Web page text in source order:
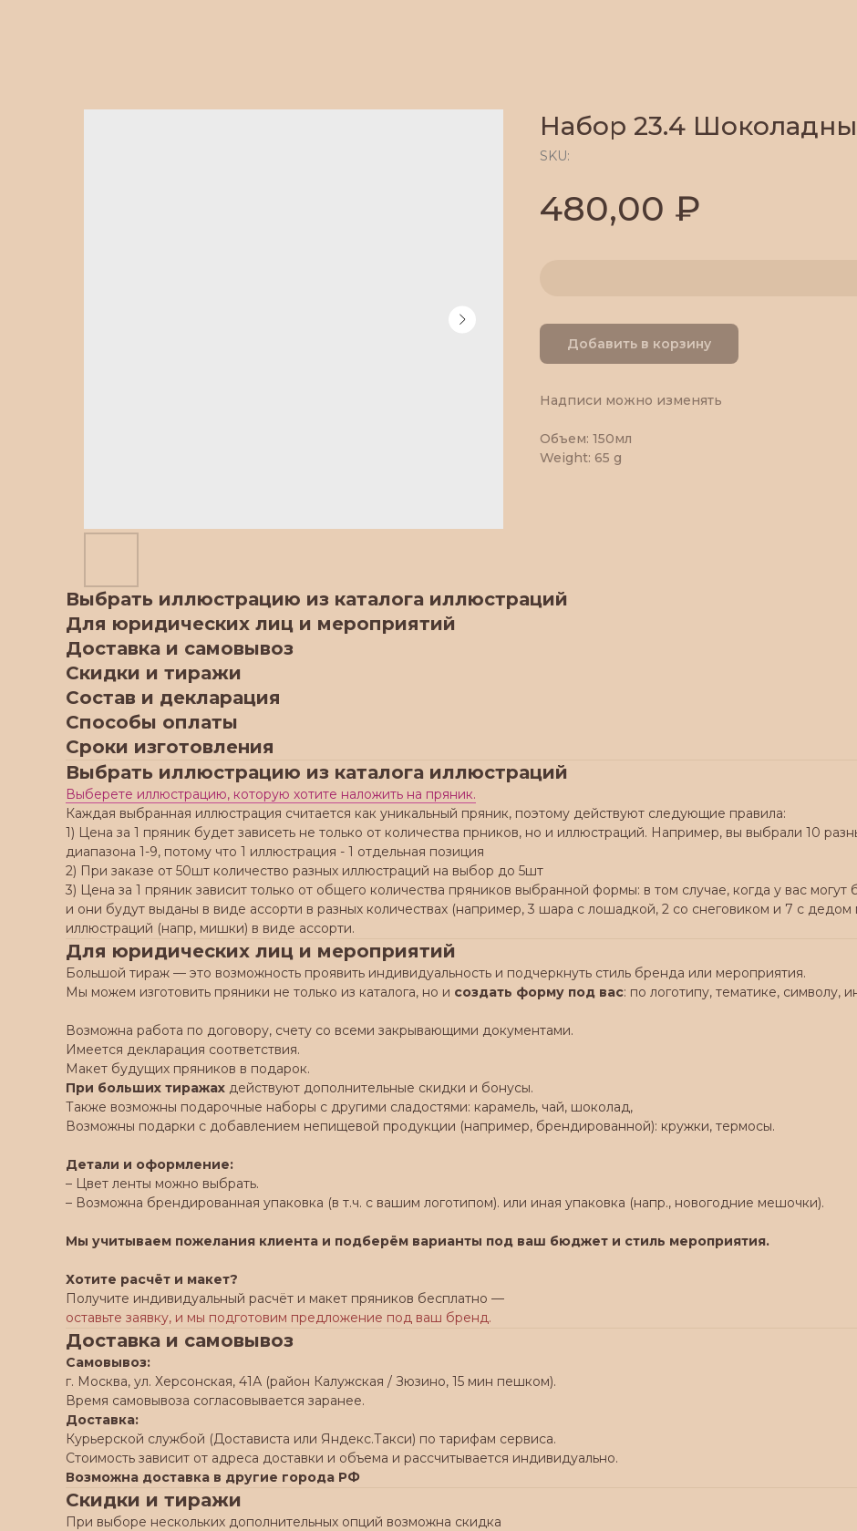
Набор 23.4
SKU:
480,00 ₽
Добавить в корзину
Надписи можно изменять
Объем: 150мл
Weight: 65 g
Выбрать иллюстрацию из каталога иллюстраций
Для юридических лиц и мероприятий
Доставка и самовывоз
Скидки и тиражи
Состав и декларация
Способы оплаты
Сроки изготовления
Выбрать иллюстрацию из каталога иллюстраций
Выберете иллюстрацию, которую хотите наложить на пряник.
Каждая выбранная иллюстрация считается как уникальный пряник, поэтому действуют следующие правила:
1) Цена за 1 пряник будет зависеть не только от количества прников, но и иллюстраций. Например, вы выбрали 10
диапазона 1-9, потому что 1 иллюстрация - 1 отдельная позиция
2) При заказе от 50шт количество разных иллюстраций на выбор до 5шт
3) Цена за 1 пряник зависит только от общего количества пряников выбранной формы: в том случае, когда у вас
и они будут выданы в виде ассорти в разных количествах (например, 3 шара с лошадкой, 2 со снеговиком и 7 с
иллюстраций (напр, мишки) в виде ассорти.
Для юридических лиц и мероприятий
Большой тираж — это возможность проявить индивидуальность и подчеркнуть стиль бренда или мероприятия.
Мы можем изготовить пряники не только из каталога, но и создать форму под вас: по логотипу, тематике, символу,
Возможна работа по договору, счету со всеми закрывающими документами.
Имеется декларация соответствия.
Макет будущих пряников в подарок.
При больших тиражах действуют дополнительные скидки и бонусы.
Также возможны подарочные наборы с другими сладостями: карамель, чай, шоколад,
Возможны подарки с добавлением непищевой продукции (например, брендированной): кружки, термосы.
Детали и оформление:
– Цвет ленты можно выбрать.
– Возможна брендированная упаковка (в т.ч. с вашим логотипом). или иная упаковка (напр., новогодние мешочки).
Мы учитываем пожелания клиента и подберём варианты под ваш бюджет и стиль мероприятия.
Хотите расчёт и макет?
Получите индивидуальный расчёт и макет пряников бесплатно —
оставьте заявку, и мы подготовим предложение под ваш бренд.
Доставка и самовывоз
Самовывоз:
г. Москва, ул. Херсонская, 41А (район Калужская / Зюзино, 15 мин пешком).
Время самовывоза согласовывается заранее.
Доставка:
Курьерской службой (Достависта или Яндекс.Такси) по тарифам сервиса.
Стоимость зависит от адреса доставки и объема и рассчитывается индивидуально.
Возможна доставка в другие города РФ
Скидки и тиражи
При выборе нескольких дополнительных опций возможна скидка